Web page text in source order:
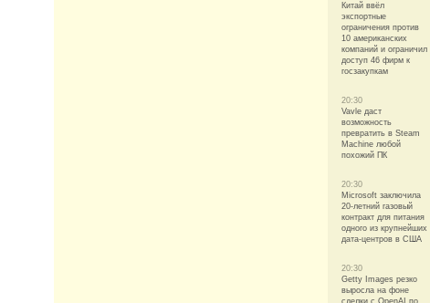
Китай ввёл
экспортные
ограничения против
10 американских
компаний и ограничил
доступ 46 фирм к
госзакупкам
20:30
Vavle даст
возможность
превратить в Steam
Machine любой
похожий ПК
20:30
Microsoft заключила
20-летний газовый
контракт для питания
одного из крупнейших
дата-центров в США
20:30
Getty Images резко
выросла на фоне
сделки с OpenAI по